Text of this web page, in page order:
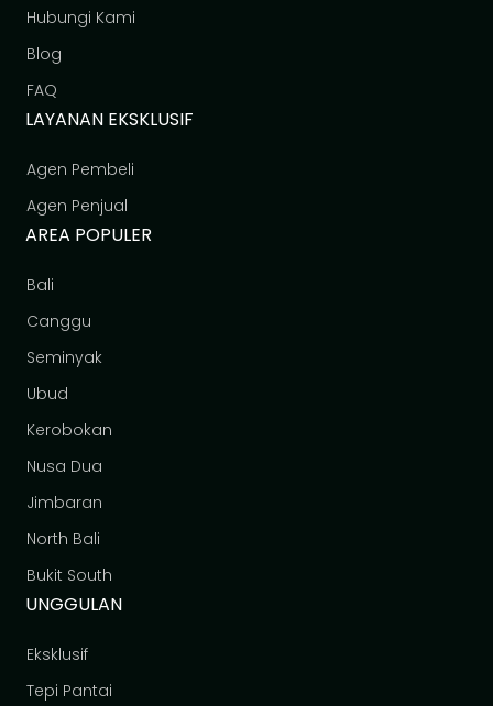
Hubungi Kami
Blog
FAQ
LAYANAN EKSKLUSIF
Agen Pembeli
Agen Penjual
AREA POPULER
Bali
Canggu
Seminyak
Ubud
Kerobokan
Nusa Dua
Jimbaran
North Bali
Bukit South
UNGGULAN
Eksklusif
Tepi Pantai